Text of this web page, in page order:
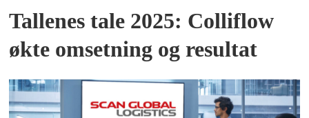
Tallenes tale 2025: Colliflow
økte omsetning og resultat